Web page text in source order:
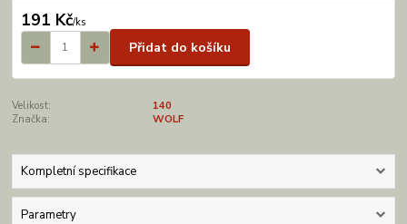
191 Kč/ks
Přidat do košíku
Velikost:
140
Značka:
WOLF
Kompletní specifikace
Parametry